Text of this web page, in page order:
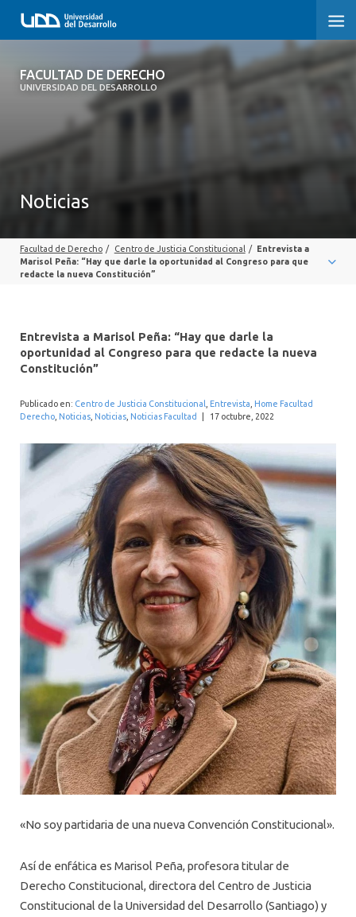
FACULTAD DE DERECHO
UNIVERSIDAD DEL DESARROLLO
FACULTAD DE DERECHO
SOBRE LA FACULTAD
PROFESORES
INTERNACIONAL
Noticias
Facultad de Derecho / Centro de Justicia Constitucional / Entrevista a
Marisol Peña: “Hay que darle la oportunidad al Congreso para que
redacte la nueva Constitución”
Entrevista a Marisol Peña: “Hay que darle la
oportunidad al Congreso para que redacte la nueva
Constitución”
Publicado en: Centro de Justicia Constitucional Entrevista Home Facultad
Derecho Noticias Noticias Noticias Facultad 17 octubre, 2022
«No soy partidaria de una nueva Convención Constitucional».
Así de enfática es Marisol Peña, profesora titular de
Derecho Constitucional, directora del Centro de Justicia
Constitucional de la Universidad del Desarrollo (Santiago) y